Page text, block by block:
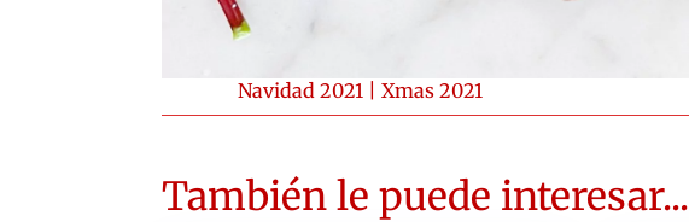
Navidad 2021 |Xmas 2021
También le puede interesar...